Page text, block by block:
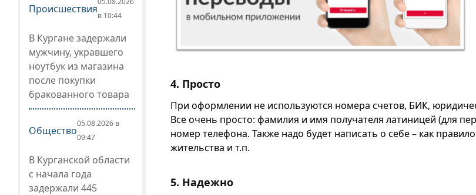
Происшествия
в 10:44
В Кургане задержали
мужчину, укравшего
ноутбук из магазина
после покупки
бракованного товара
Общество
05.08.2026 в
09:47
В Курганской области
с начала года
задержали 445
4. Просто
При оформлении не используются номера счетов, БИК,
Все очень просто: фамилия и имя получателя латиницей (для
номер телефона. Также надо будет написать о себе – как
жительства и т.п.
5. Надежно